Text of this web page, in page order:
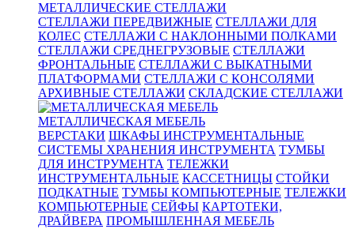
МЕТАЛЛИЧЕСКИЕ СТЕЛЛАЖИ
СТЕЛЛАЖИ ПЕРЕДВИЖНЫЕ СТЕЛЛАЖИ ДЛЯ
КОЛЕС СТЕЛЛАЖИ С НАКЛОННЫМИ ПОЛКАМИ
СТЕЛЛАЖИ СРЕДНЕГРУЗОВЫЕ СТЕЛЛАЖИ
ФРОНТАЛЬНЫЕ СТЕЛЛАЖИ С ВЫКАТНЫМИ
ПЛАТФОРМАМИ СТЕЛЛАЖИ С КОНСОЛЯМИ
АРХИВНЫЕ СТЕЛЛАЖИ СКЛАДСКИЕ СТЕЛЛАЖИ
МЕТАЛЛИЧЕСКАЯ МЕБЕЛЬ
ВЕРСТАКИ ШКАФЫ ИНСТРУМЕНТАЛЬНЫЕ
СИСТЕМЫ ХРАНЕНИЯ ИНСТРУМЕНТА ТУМБЫ
ДЛЯ ИНСТРУМЕНТА ТЕЛЕЖКИ
ИНСТРУМЕНТАЛЬНЫЕ КАССЕТНИЦЫ СТОЙКИ
ПОДКАТНЫЕ ТУМБЫ КОМПЬЮТЕРНЫЕ ТЕЛЕЖКИ
КОМПЬЮТЕРНЫЕ СЕЙФЫ КАРТОТЕКИ,
ДРАЙВЕРА ПРОМЫШЛЕННАЯ МЕБЕЛЬ